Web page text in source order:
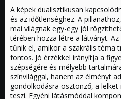
A képek dualisztikusan
és az időtlenséghez. A
mai világnak egy-egy jól
térében hozza létre a látványt.
tűnik el, amikor a szakrális téma
fontos. Jó érzékkel irányítja a
szépségére és mélyebb
színvilággal, hanem az élményt
gondolkodásra ösztönző, a
teszi. Egyéni látásmóddal